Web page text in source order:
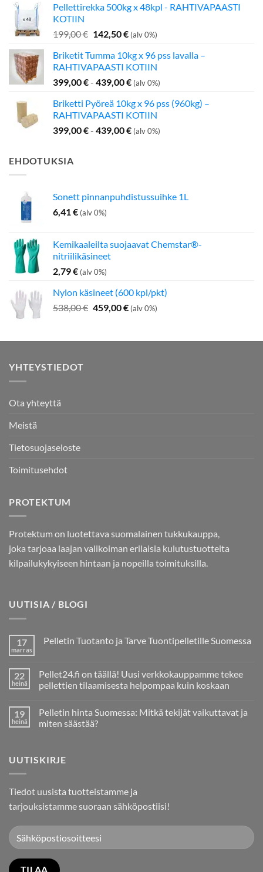
oli:
on:
Pellettirekka 500kg x 48kpl - RAHTIVAPAASTI
KOTIIN
199,00€ Alkuperäinen
oli:
199,00 €.
142,50€Nykyinen
on:
142,50 €.
(alv 0%)
Briketit Tumma 10kg x 96 pss lavalla –
RAHTIVAPAASTI KOTIIN
399,00€- 439,00€ (alv 0%)
Briketti Pyöreä 10kg x 96 pss (960kg) –
RAHTIVAPAASTI KOTIIN
399,00€- 439,00€ (alv 0%)
EHDOTUKSIA
Sonett pinnanpuhdistussuihke 1L
6,41€ (alv 0%)
Kemikaaleilta suojaavat Chemstar®-
nitriilikäsineet
2,79€ (alv 0%)
Nylon käsineet (600 kpl/pkt)
538,00€ Alkuperäinen
538,00 €.
459,00€Nykyinen
459,00 €.
(alv 0%)
YHTEYSTIEDOT
Ota yhteyttä
Meistä
Tietosuojaseloste
Toimitusehdot
PROTEKTUM
Protektum on luotettava suomalainen tukkukauppa,
joka tarjoaa laajan valikoiman erilaisia kulutustuotteita
kilpailukykyiseen hintaan ja nopeilla toimituksilla.
UUTISIA / BLOGI
17
marras
Pelletin Tuotanto ja Tarve Tuontipelletille Suomessa
Pelletin
Tuotanto
ja
Suomessa
22
heinä
Pellet24.fi on täällä! Uusi verkkokauppamme tekee
pellettien tilaamisesta helpompaa kuin koskaan
artikkeliin
Pellet24.fi
on
tekee
pellettien
koskaan
19
heinä
Pelletin hinta Suomessa: Mitkä tekijät vaikuttavat ja
miten säästää?
Pelletin
hinta
tekijät
vaikuttavat
miten
UUTISKIRJE
Tiedot uusista tuotteistamme ja
tarjouksistamme suoraan sähköpostiisi!